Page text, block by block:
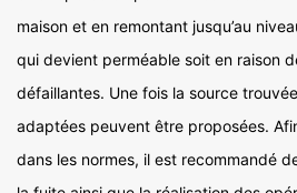
maison et en remontant jusqu’au
qui devient perméable soit en raison
défaillantes. Une fois la source
adaptées peuvent être proposées.
dans les normes, il est recommandé